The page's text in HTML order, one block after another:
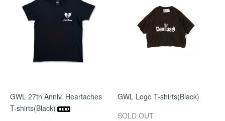
GWL 27th Anniv. Heartaches
T-shirts(Black)
GWL Logo T-shirts(Black)
SOLD OUT